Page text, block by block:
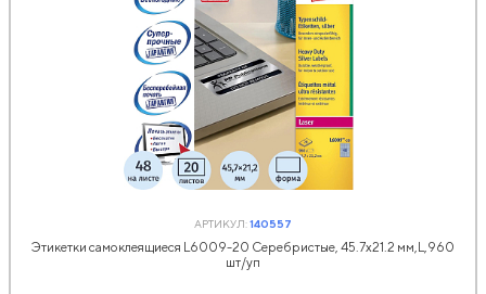
АРТИКУЛ:140557
Этикетки самоклеящиеся L6009-20 Серебристые, 45.7x21.2 мм,L,960
шт/уп